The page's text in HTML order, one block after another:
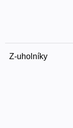
Z-uholníky